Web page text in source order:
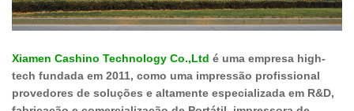
Xiamen Cashino Technology Co.,Ltd é uma empresa high-
tech fundada em 2011, como uma impressão profissional
provedores de soluções e altamente especializada em R&D,